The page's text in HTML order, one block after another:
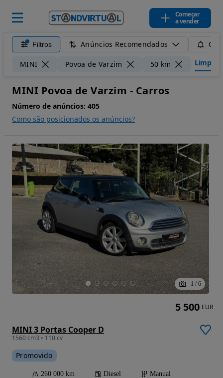
Começar
a vender
Filtros Anúncios Recomendados
MINI Povoa de Varzim 50 km Limpar
MINI Povoa de Varzim - Carros
Número de anúncios: 405
Como são posicionados os anúncios?
1 / 6
MINI 3 Portas Cooper D
1560 cm3 • 110 cv
Promovido
260 000 km Diesel
Manual
5 500 EUR